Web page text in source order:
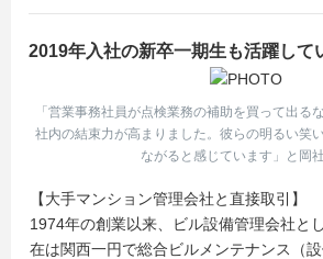
2019年入社の新卒一期生も活躍して
「営業事務社員が点検業務の補助を買って出る
社内の結束力が高まりました。彼らの明るい笑
ながると感じています」と岡社
【大手マンション管理会社と直接取引】
1974年の創業以来、ビル設備管理会社と
在は関西一円で総合ビルメンテナンス（